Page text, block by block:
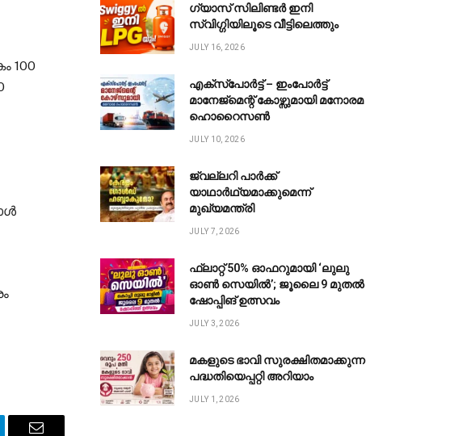
100
ഗ്യാസ് സിലിണ്ടർ ഇനി
സ്വിഗ്ഗിയിലൂടെ വീട്ടിലെത്തും
JULY 16, 2026
എക്സ്പോർട്ട് – ഇംപോർട്ട്
മാനേജ്മെന്റ് കോഴ്സുമായി മനോരമ
ഹൊറൈസൺ
JULY 10, 2026
ജ്വല്ലറി പാർക്ക്
യാഥാർഥ്യമാക്കുമെന്ന്
മുഖ്യമന്ത്രി
JULY 7, 2026
ഫ്ലാറ്റ് 50% ഓഫറുമായി ‘ലുലു
ഓൺ സെയിൽ’; ജൂലൈ 9 മുതൽ
ഷോപ്പിങ് ഉത്സവം
JULY 3, 2026
മകളുടെ ഭാവി സുരക്ഷിതമാക്കുന്ന
പദ്ധതിയെപ്പറ്റി അറിയാം
JULY 1, 2026